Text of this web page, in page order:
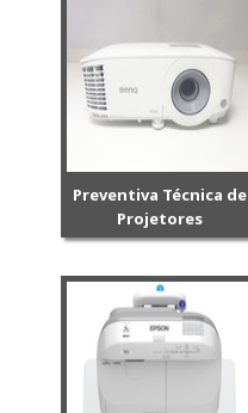
Preventiva Técnica de
Projetores